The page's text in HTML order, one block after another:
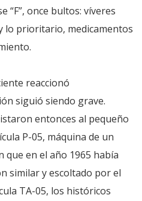
“F”, once bultos: víveres
lo prioritario, medicamentos
reaccionó
siguió siendo grave.
entonces al pequeño
P-05, máquina de un
en el año 1965 había
similar y escoltado por el
TA-05, los históricos